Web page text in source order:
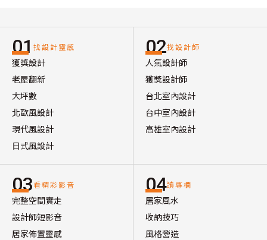
01 找設計靈感
獲獎設計
老屋翻新
大坪數
北歐風設計
現代風設計
日式風設計
02找設計師
人氣設計師
獲獎設計師
台北室內設計
台中室內設計
高雄室內設計
03看精彩影音
完整空間實走
設計師短影音
居家佈置靈感
04讀專欄
居家風水
收納技巧
風格營造